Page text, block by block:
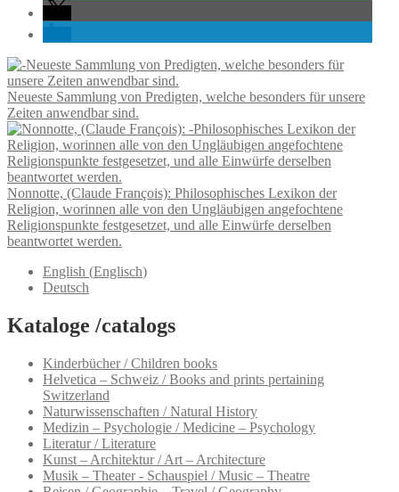
Neueste Sammlung von Predigten, welche besonders für unsere
Zeiten anwendbar sind.
Nonnotte, (Claude François): Philosophisches Lexikon der
Religion, worinnen alle von den Ungläubigen angefochtene
Religionspunkte festgesetzet, und alle Einwürfe derselben
beantwortet werden.
English (Englisch)
Deutsch
Kataloge /catalogs
Kinderbücher / Children books
Helvetica – Schweiz / Books and prints pertaining
Switzerland
Naturwissenschaften / Natural History
Medizin – Psychologie / Medicine – Psychology
Literatur / Literature
Kunst – Architektur / Art – Architecture
Musik – Theater - Schauspiel / Music – Theatre